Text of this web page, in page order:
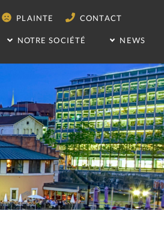
PLAINTE CONTACT
NOTRE SOCIÉTÉ NEWS